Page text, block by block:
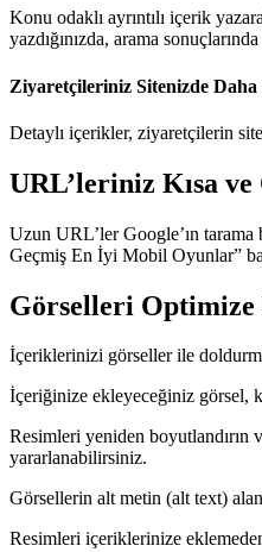
Konu odaklı ayrıntılı içerik
yazdığınızda, arama
Ziyaretçileriniz Sitenizde
Detaylı içerikler, ziyaretçilerin
URL’leriniz Kısa ve
Uzun URL’ler Google’ın
Geçmiş En İyi Mobil Oyunlar”
Görselleri Optimize
İçeriklerinizi görseller ile
İçeriğinize ekleyeceğiniz görsel,
Resimleri yeniden boyutlandırın
yararlanabilirsiniz.
Görsellerin alt metin (alt text)
Resimleri içeriklerinize